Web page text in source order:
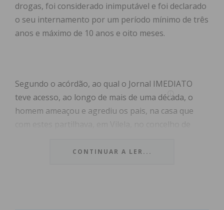
drogas, foi considerado inimputável e foi declarado
o seu internamento por um período mínimo de três
anos e máximo de 10 anos e oito meses.
Segundo o acórdão, ao qual o Jornal IMEDIATO
teve acesso, ao longo de mais de uma década, o
homem ameaçou e agrediu os pais, na casa que
associada a consumos regulares de droga, o
CONTINUAR A LER...